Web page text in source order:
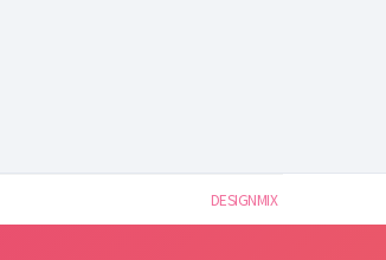
DESIGNMIX